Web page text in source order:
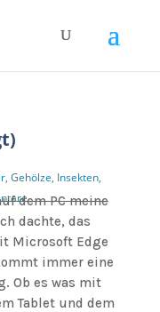
,Gehölze, Insekten,
dem PC meine
dachte, das
Microsoft Edge
immer eine
Ob es was mit
Tablet und dem